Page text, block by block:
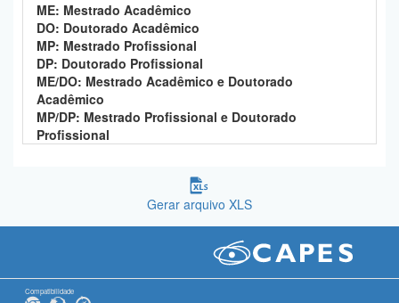
ME: Mestrado Acadêmico
DO: Doutorado Acadêmico
MP: Mestrado Profissional
DP: Doutorado Profissional
ME/DO: Mestrado Acadêmico e Doutorado
Acadêmico
MP/DP: Mestrado Profissional e Doutorado
Profissional
Gerar arquivo XLS
Compatibilidade